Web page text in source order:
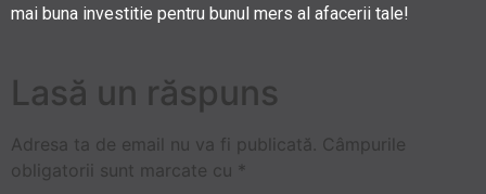
mai buna investitie pentru bunul mers al afacerii tale!
Lasă un răspuns
Adresa ta de email nu va fi publicată. Câmpurile
obligatorii sunt marcate cu *